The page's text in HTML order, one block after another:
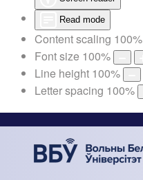
Read mode
Content scaling 100%
Font size 100%
Line height 100%
Letter spacing 100%